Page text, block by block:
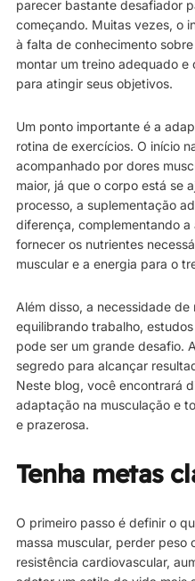
parecer bastante desafiador
começando. Muitas vezes, o
à falta de conhecimento
montar um treino adequado
para atingir seus objetivos.
Um ponto importante é a
rotina de exercícios. O início
acompanhado por dores
maior, já que o corpo está se
processo, a suplementação
diferença, complementando a
fornecer os nutrientes
muscular e a energia para o
Além disso, a necessidade
equilibrando trabalho,
pode ser um grande desafio.
segredo para alcançar
Neste blog, você encontrará
adaptação na musculação e
e prazerosa.
Tenha metas
O primeiro passo é definir o
massa muscular, perder peso
resistência cardiovascular,